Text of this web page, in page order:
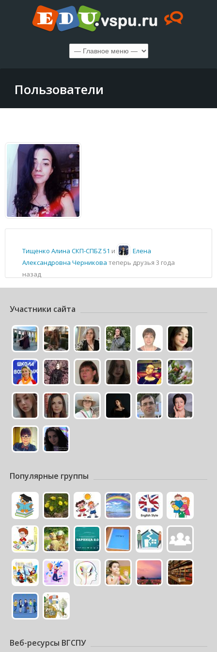
Пользователи
Тищенко Алина СКП-СПБZ 51 и
Елена
Александровна Черникова теперь друзья 3 года
назад
Участники сайта
Популярные группы
Веб-ресурсы ВГСПУ